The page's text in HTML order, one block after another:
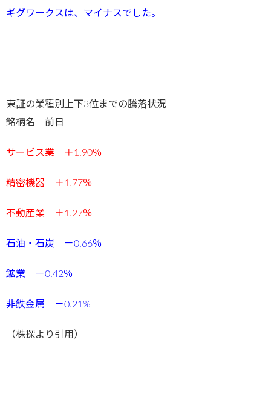
ギグワークスは、マイナスでした。
東証の業種別上下3位までの騰落状況
銘柄名 前日
サービス業 ＋1.90％
精密機器 ＋1.77％
不動産業 ＋1.27％
石油・石炭 －0.66％
鉱業 －0.42％
非鉄金属 －0.21%
（株探より引用）